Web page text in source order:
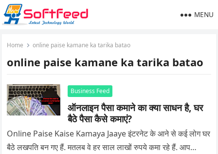
MENU
Home online paise kamane ka tarika batao
online paise kamane ka tarika batao
Business Feed
ऑनलाइन पैसा कमाने का क्या साधन है, घर
बैठे पैसा कैसे कमाएं?
Online Paise Kaise Kamaya Jaaye इंटरनेट के आने से कई लोग घर
बैठे लखपति बन गए हैं. मतलब वे हर साल लाखों रुपये कमा रहे हैं. आप…